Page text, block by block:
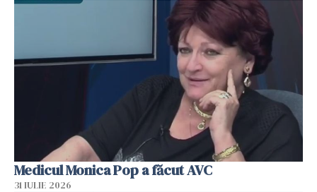
Medicul Monica Pop a făcut AVC
31 IULIE 2026